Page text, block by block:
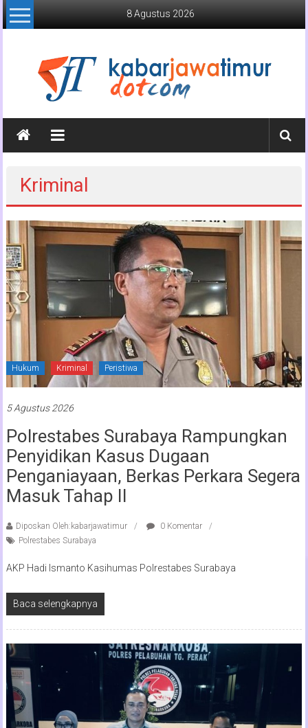
Lompat
ke
8 Agustus 2026
Kabar
Jawa
Media
Jawa
Timur
Kriminal
Hukum Kriminal Peristiwa
5 Agustus 2026
Polrestabes Surabaya Rampungkan
Penyidikan Kasus Dugaan
Penganiayaan, Berkas Perkara Segera
Masuk Tahap II
Diposkan Oleh:kabarjawatimur
0 Komentar
Polrestabes Surabaya
AKP Hadi Ismanto Kasihumas Polrestabes Surabaya
Baca selengkapnya